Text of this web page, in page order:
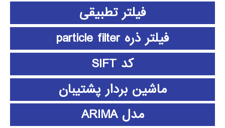
فیلتر تطبیقی
فیلتر ذره particle filter
کد SIFT
ماشین بردار پشتیبان
مدل ARIMA